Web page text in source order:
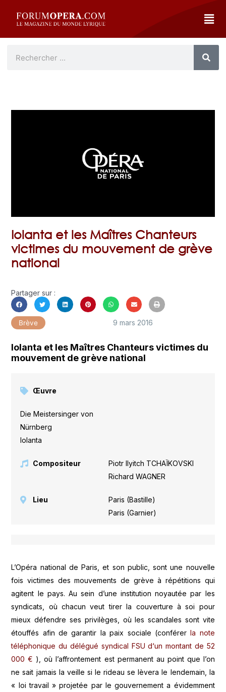
Iolanta et les Maîtres Chanteurs
victimes du mouvement de grève
national
Partager sur :
Brève 9 mars 2016
Iolanta et les Maîtres Chanteurs victimes du
mouvement de grève national
Œuvre
Die Meistersinger von
Nürnberg
Iolanta
Compositeur Piotr Ilyitch TCHAÏKOVSKI
Richard WAGNER
Lieu Paris (Bastille)
Paris (Garnier)
L’Opéra national de Paris, et son public, sont une nouvelle
fois victimes des mouvements de grève à répétitions qui
agitent le pays. Au sein d’une institution noyautée par les
syndicats, où chacun veut tirer la couverture à soi pour
mieux défendre ses privilèges, où les scandales sont vite
étouffés afin de garantir la paix sociale (conférerla note
téléphonique du délégué syndical FSU d‘un montant de 52
000 € ), où l’affrontement est permanent au point que l’on
ne sait jamais la veille si le rideau se lèvera le lendemain, la
« loi travail » projetée par le gouvernement a évidemment